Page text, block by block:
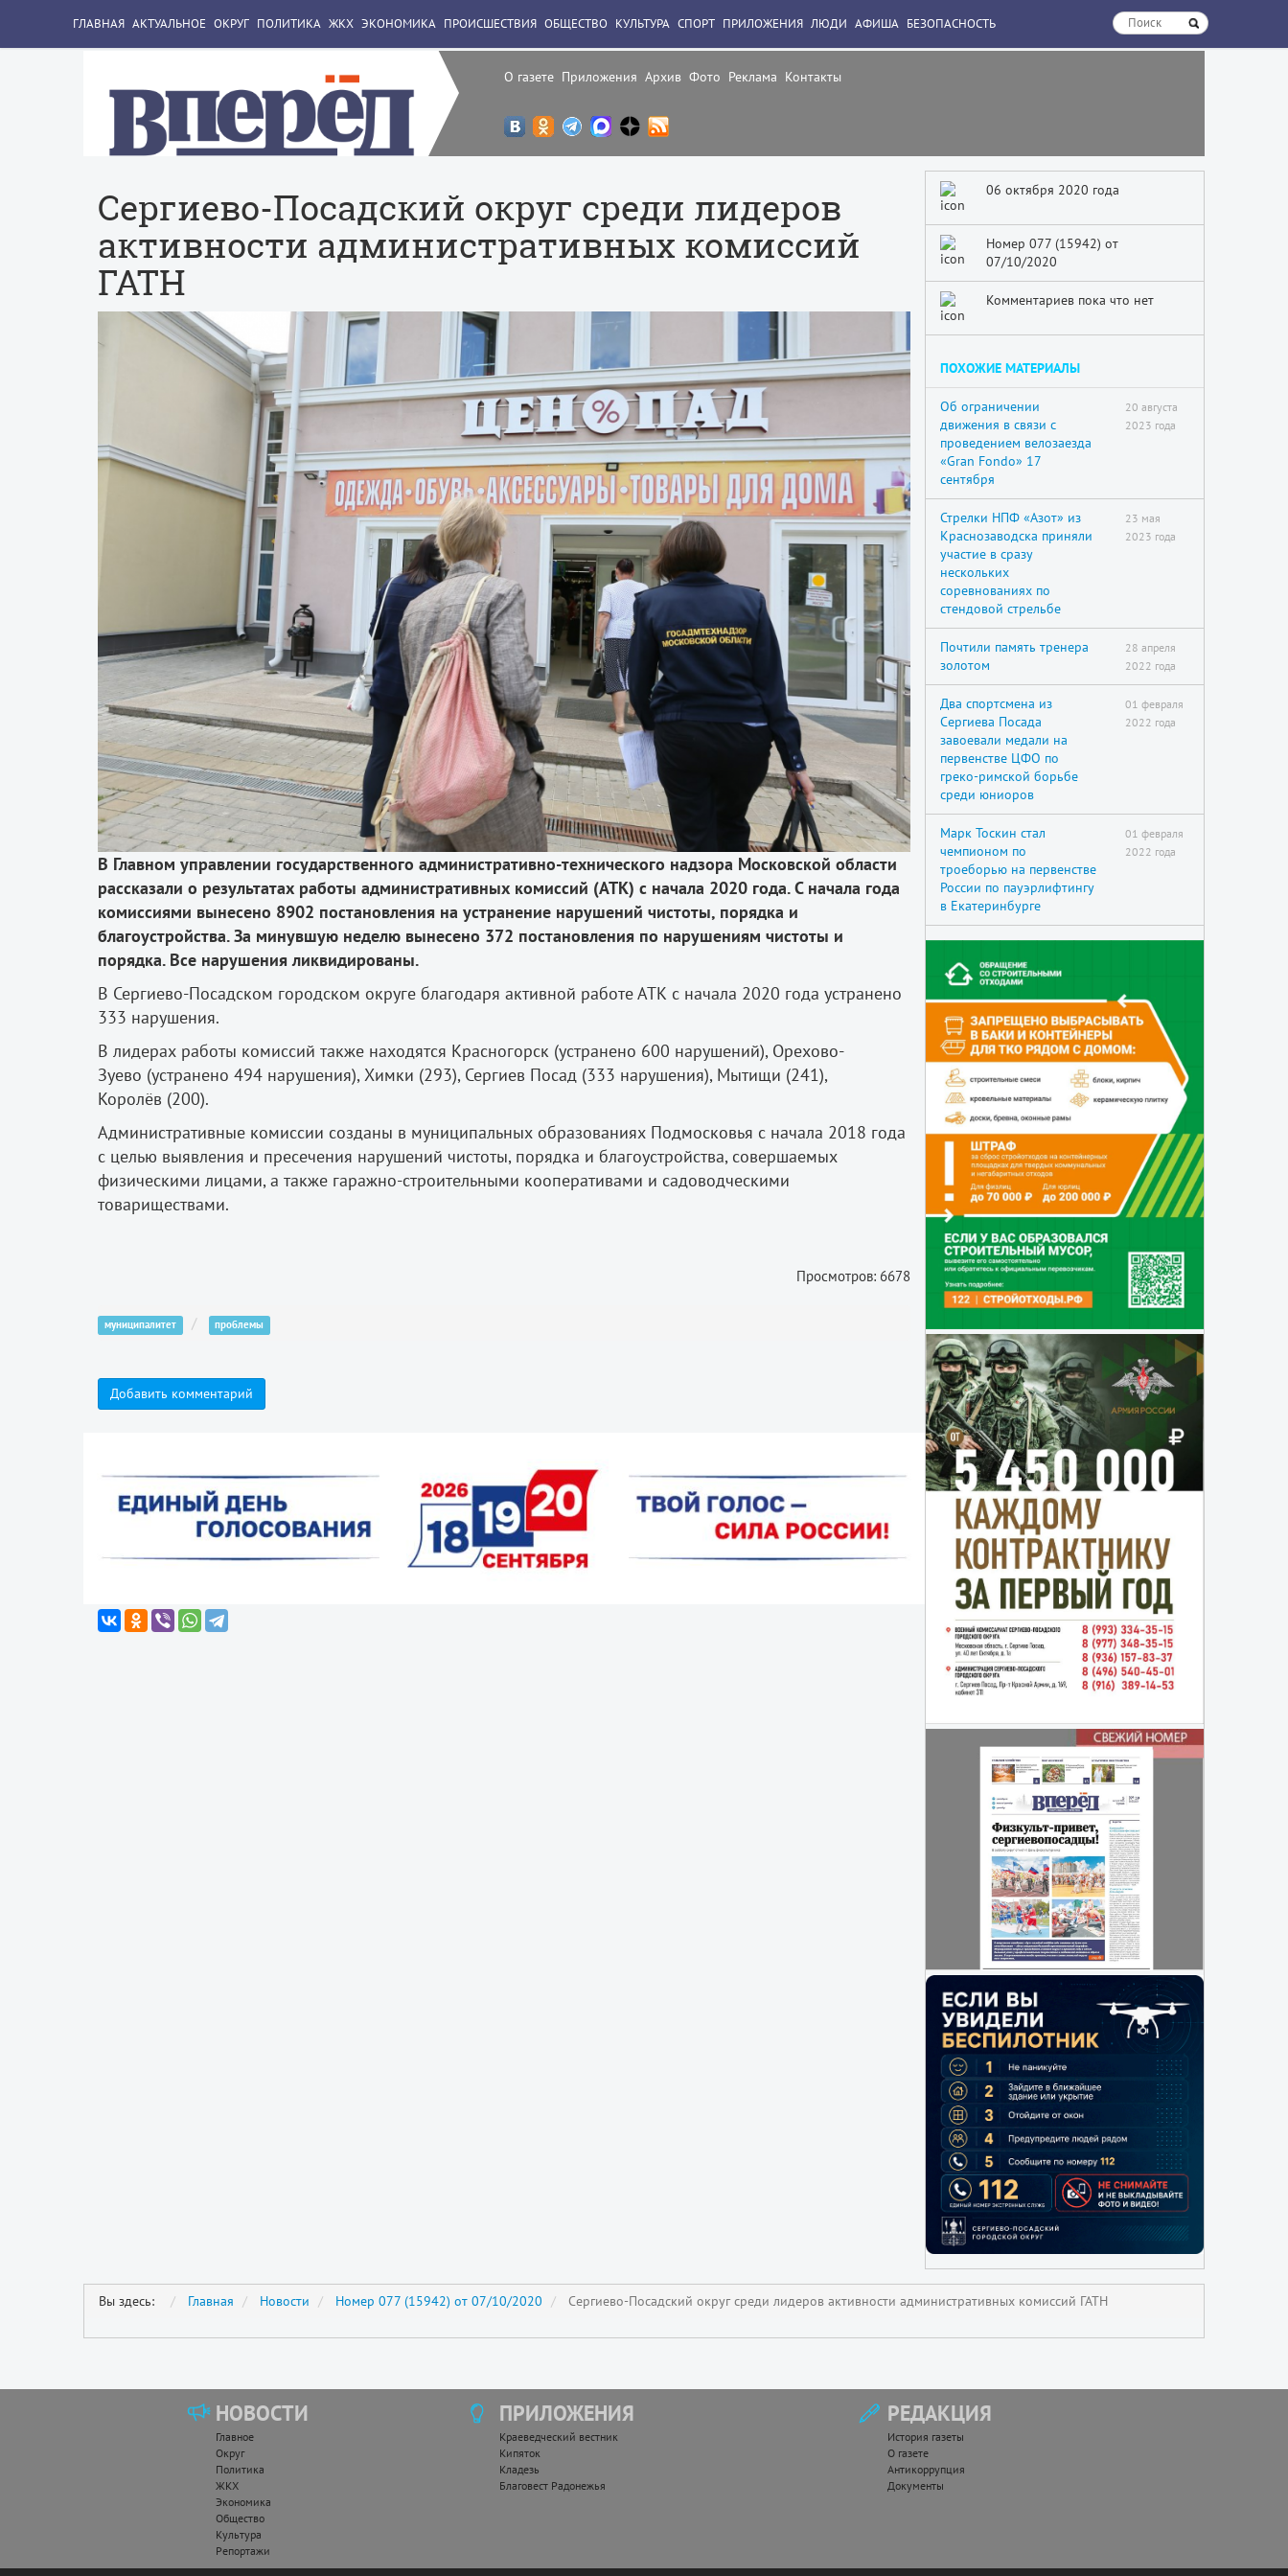
О газете Приложения Архив Фото Реклама Контакты
ГЛАВНАЯ АКТУАЛЬНОЕ ОКРУГ ПОЛИТИКА ЖКХ ЭКОНОМИКА ПРОИСШЕСТВИЯ ОБЩЕСТВО КУЛЬТУРА СПОРТ ПРИЛОЖЕНИЯ ЛЮДИ АФИША БЕЗОПАСНОСТЬ
Сергиево-Посадский округ среди лидеров
активности административных комиссий
ГАТН
В Главном управлении государственного административно-технического надзора Московской области
рассказали о результатах работы административных комиссий (АТК) с начала 2020 года. С начала года
комиссиями вынесено 8902 постановления на устранение нарушений чистоты, порядка и
благоустройства. За минувшую неделю вынесено 372 постановления по нарушениям чистоты и
порядка. Все нарушения ликвидированы.
В Сергиево-Посадском городском округе благодаря активной работе АТК с начала 2020 года устранено
333 нарушения.
В лидерах работы комиссий также находятся Красногорск (устранено 600 нарушений), Орехово-
Зуево (устранено 494 нарушения), Химки (293), Сергиев Посад (333 нарушения), Мытищи (241),
Королёв (200).
Административные комиссии созданы в муниципальных образованиях Подмосковья с начала 2018 года
с целью выявления и пресечения нарушений чистоты, порядка и благоустройства, совершаемых
физическими лицами, а также гаражно-строительными кооперативами и садоводческими
товариществами.
Просмотров: 6678
муниципалитет проблемы
Добавить комментарий
06 октября 2020 года
Номер 077 (15942) от
07/10/2020
Комментариев пока что нет
ПОХОЖИЕ МАТЕРИАЛЫ
Об ограничении
движения в связи с
проведением велозаезда
«Gran Fondo» 17
сентября
20 августа
2023 года
Стрелки НПФ «Азот» из
Краснозаводска приняли
участие в сразу
нескольких
соревнованиях по
стендовой стрельбе
23 мая
2023 года
Почтили память тренера
золотом
28 апреля
2022 года
Два спортсмена из
Сергиева Посада
завоевали медали на
первенстве ЦФО по
греко-римской борьбе
среди юниоров
01 февраля
2022 года
Марк Тоскин стал
чемпионом по
троеборью на первенстве
России по пауэрлифтингу
в Екатеринбурге
01 февраля
2022 года
Вы здесь: Главная Новости Номер 077 (15942) от 07/10/2020 Сергиево-Посадский округ среди лидеров активности административных комиссий ГАТН
НОВОСТИ
Главное
Округ
Политика
ЖКХ
Экономика
Общество
Культура
Репортажи
ПРИЛОЖЕНИЯ
Краеведческий вестник
Кипяток
Кладезь
Благовест Радонежья
РЕДАКЦИЯ
История газеты
О газете
Антикоррупция
Документы